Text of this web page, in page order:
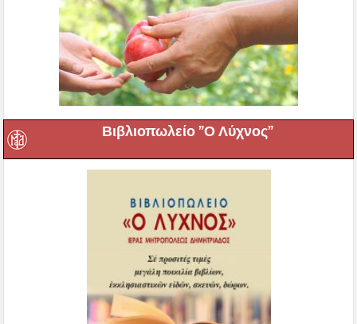
Βιβλιοπωλείο ”Ο Λύχνος”